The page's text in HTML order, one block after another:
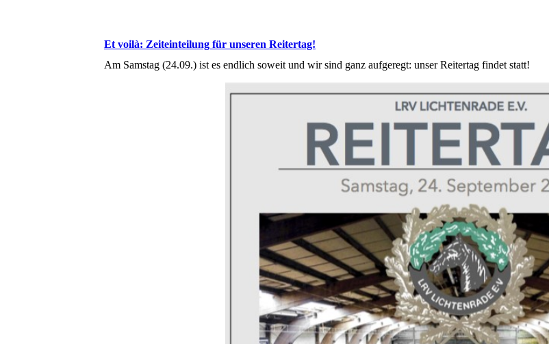
Et voilà: Zeiteinteilung für unseren Reitertag!
Am Samstag (24.09.) ist es endlich soweit und wir sind ganz aufgeregt: unser Reitertag findet statt!